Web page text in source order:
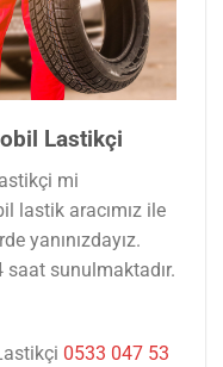
Lastikçi
mi
lastik aracımız ile
yanınızdayız.
sunulmaktadır.
0533 047 53